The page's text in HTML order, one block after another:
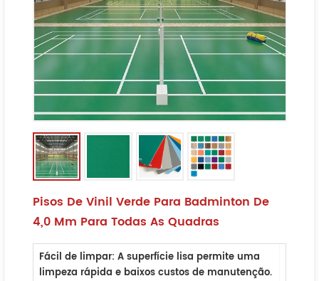
Pisos De Vinil Verde Para Badminton De
4,0 Mm Para Todas As Quadras
Fácil de limpar: A superfície lisa permite uma
limpeza rápida e baixos custos de manutenção.